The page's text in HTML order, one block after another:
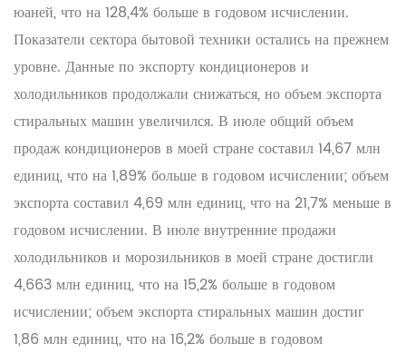
юаней, что на 128,4% больше в годовом исчислении.
Показатели сектора бытовой техники остались на прежнем
уровне. Данные по экспорту кондиционеров и
холодильников продолжали снижаться, но объем экспорта
стиральных машин увеличился. В июле общий объем
продаж кондиционеров в моей стране составил 14,67 млн
единиц, что на 1,89% больше в годовом исчислении; объем
экспорта составил 4,69 млн единиц, что на 21,7% меньше в
годовом исчислении. В июле внутренние продажи
холодильников и морозильников в моей стране достигли
4,663 млн единиц, что на 15,2% больше в годовом
исчислении; объем экспорта стиральных машин достиг
1,86 млн единиц, что на 16,2% больше в годовом